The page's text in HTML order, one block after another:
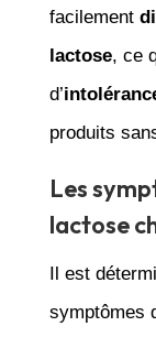
facilement
lactose, ce
d’
produits
Les
lactose
Il est
symptômes